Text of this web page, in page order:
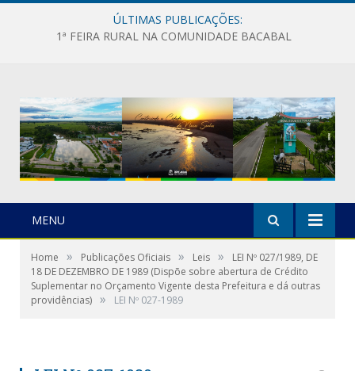
ÚLTIMAS PUBLICAÇÕES:
1ª FEIRA RURAL NA COMUNIDADE BACABAL
MENU
Home » Publicações Oficiais » Leis »
LEI Nº 027/1989, DE
18 DE DEZEMBRO DE 1989 (Dispõe sobre abertura de Crédito
Suplementar no Orçamento Vigente desta Prefeitura e dá outras
providências) » LEI Nº 027-1989